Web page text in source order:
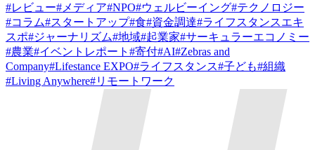
#レビュー# メディア#NPO#ウェルビーイング#テクノロジー
#コラム#スタートアップ#食#資金調達#ライフスタンスエキ
スポ#ジャーナリズム#地域#起業家#サーキュラーエコノミー
#農業#イベントレポート #寄付#AI#Zebras and
Company#Lifestance EXPO#ライフスタンス#子ども#組織
#Living Anywhere#リモートワーク